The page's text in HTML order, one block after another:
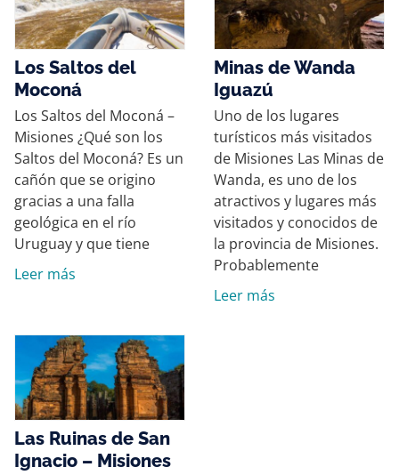
Los Saltos del
Moconá
Los Saltos del Moconá –
Misiones ¿Qué son los
Saltos del Moconá? Es un
cañón que se origino
gracias a una falla
geológica en el río
Uruguay y que tiene
Leer más
Minas de Wanda
Iguazú
Uno de los lugares
turísticos más visitados
de Misiones Las Minas de
Wanda, es uno de los
atractivos y lugares más
visitados y conocidos de
la provincia de Misiones.
Probablemente
Leer más
Las Ruinas de San
Ignacio – Misiones